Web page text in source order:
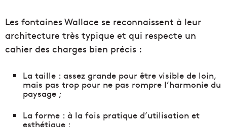
Les fontaines Wallace se reconnaissent à leur
architecture très typique et qui respecte un
cahier des charges bien précis :
La taille : assez grande pour être visible de loin,
mais pas trop pour ne pas rompre l’harmonie du
paysage ;
La forme : à la fois pratique d’utilisation et
esthétique ;